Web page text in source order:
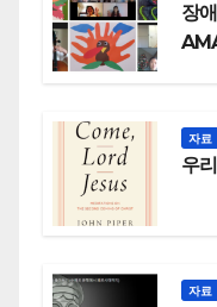
장
자료
우
자료